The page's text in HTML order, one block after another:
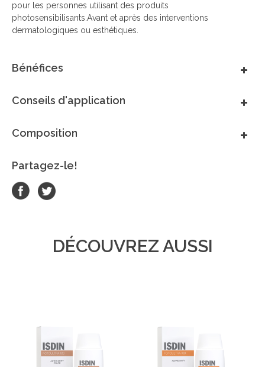
pour les personnes utilisant des produits
photosensibilisants.Avant et après des interventions
dermatologiques ou esthétiques.
Bénéfices
Conseils d'application
Composition
Partagez-le!
DÉCOUVREZ AUSSI